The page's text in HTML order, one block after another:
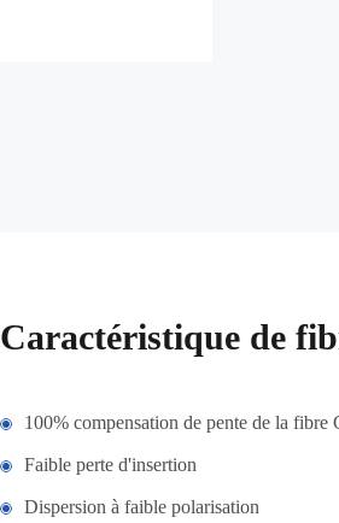
Caractéristique de
100% compensation de pente de la
Faible perte d'insertion
Dispersion à faible polarisation